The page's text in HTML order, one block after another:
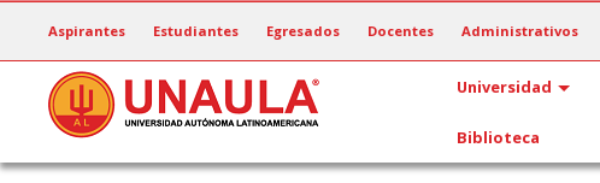
contenido
principal
Aspirantes Estudiantes Egresados Docentes Administrativos
Universidad
Biblioteca